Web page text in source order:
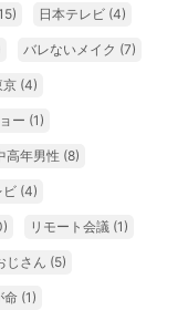
日本テレビ (4)
バレないメイク (7)
京 (4)
ー (1)
高年男性 (8)
ビ (4)
リモート会議 (1)
じさん (5)
命 (1)